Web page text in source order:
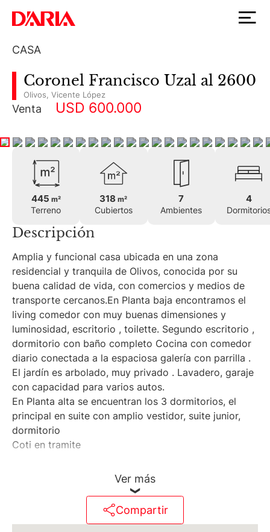
CASA
Coronel Francisco Uzal al 2600
Olivos Vicente López
Venta USD 600.000
445 m²
Terreno
318m²
Cubiertos
7
Ambientes
4
Descripción
Amplia y funcional casa ubicada en una zona
residencial y tranquila de Olivos, conocida por su
buena calidad de vida, con comercios y medios de
transporte cercanos.En Planta baja encontramos el
living comedor con muy buenas dimensiones y
luminosidad, escritorio , toilette. Segundo escritorio ,
dormitorio con baño completo Cocina con comedor
diario conectada a la espaciosa galería con parrilla .
El jardín es arbolado, muy privado . Lavadero, garaje
con capacidad para varios autos.
En Planta alta se encuentran los 3 dormitorios, el
principal en suite con amplio vestidor, suite junior,
dormitorio
Coti en tramite
Ver más
Compartir